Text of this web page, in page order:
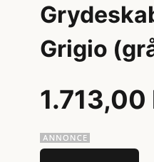
Grigio
1.713,00